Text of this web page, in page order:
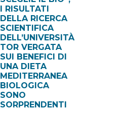
I RISULTATI
DELLA RICERCA
SCIENTIFICA
DELL’UNIVERSITÀ
TOR VERGATA
SUI BENEFICI DI
UNA DIETA
MEDITERRANEA
BIOLOGICA
SONO
SORPRENDENTI